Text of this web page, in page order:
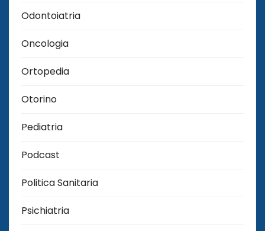
Odontoiatria
Oncologia
Ortopedia
Otorino
Pediatria
Podcast
Politica Sanitaria
Psichiatria